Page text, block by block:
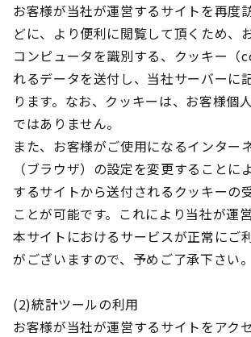
お客様が当社が運営するサイトを再度
どに、より便利に閲覧して頂くため、
コンピュータを識別する、クッキー（
れるデータを送付し、当社サーバーに
ります。なお、クッキーは、お客様個
ではありません。
また、お客様がご使用になるインター
（ブラウザ）の設定を変更することに
するサイトから送付されるクッキーの
ことが可能です。これにより当社が運
本サイトにおけるサービスが正常にご
がございますので、予めご了承下さい。
(2)統計ツールの利用
お客様が当社が運営するサイトをアク